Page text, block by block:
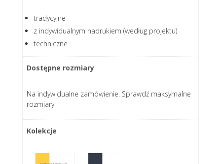
tradycyjne
z indywidualnym nadrukiem (według projektu)
techniczne
Dostępne rozmiary
Na indywidualne zamówienie. Sprawdź maksymalne
rozmiary
Kolekcje